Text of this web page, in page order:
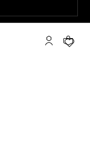
L'account
Il tuo